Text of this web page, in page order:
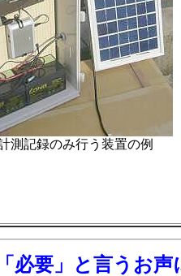
測記録のみ行う装置の例
必要」と言うお